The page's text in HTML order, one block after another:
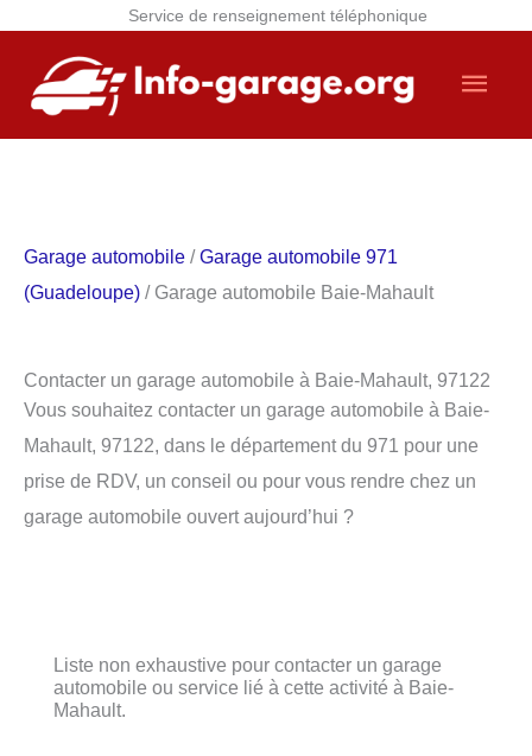
Service de renseignement téléphonique
contenu
Garage automobile /Garage automobile 971
(Guadeloupe) / Garage automobile Baie-Mahault
Contacter un garage automobile à Baie-Mahault, 97122
Vous souhaitez contacter un garage automobile à Baie-
Mahault, 97122, dans le département du 971 pour une
prise de RDV, un conseil ou pour vous rendre chez un
garage automobile ouvert aujourd’hui ?
Liste non exhaustive pour contacter un garage
automobile ou service lié à cette activité à Baie-
Mahault.